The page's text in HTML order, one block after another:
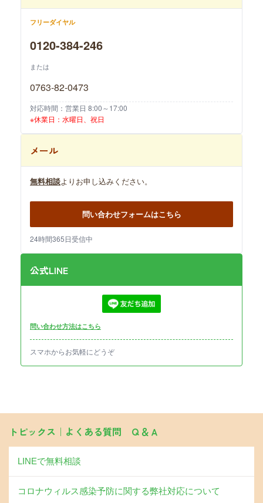
フリーダイヤル
0120-384-246
または
0763-82-0473
対応時間：営業日 8:00～17:00
※休業日：水曜日、祝日
メール
無料相談よりお申し込みください。
問い合わせフォームはこちら
24時間365日受信中
公式LINE
問い合わせ方法はこちら
スマホからお気軽にどうぞ
トピックス｜よくある質問 Ｑ＆Ａ
LINEで無料相談
コロナウィルス感染予防に関する弊社対応について